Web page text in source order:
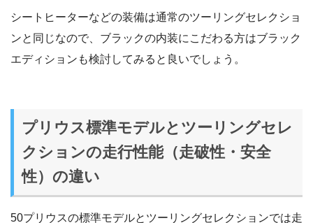
シートヒーターなどの装備は通常のツーリングセレクショ
ンと同じなので、ブラックの内装にこだわる方はブラック
エディションも検討してみると良いでしょう。
プリウス標準モデルとツーリングセレ
クションの走行性能（走破性・安全
性）の違い
50プリウスの標準モデルとツーリングセレクションでは走